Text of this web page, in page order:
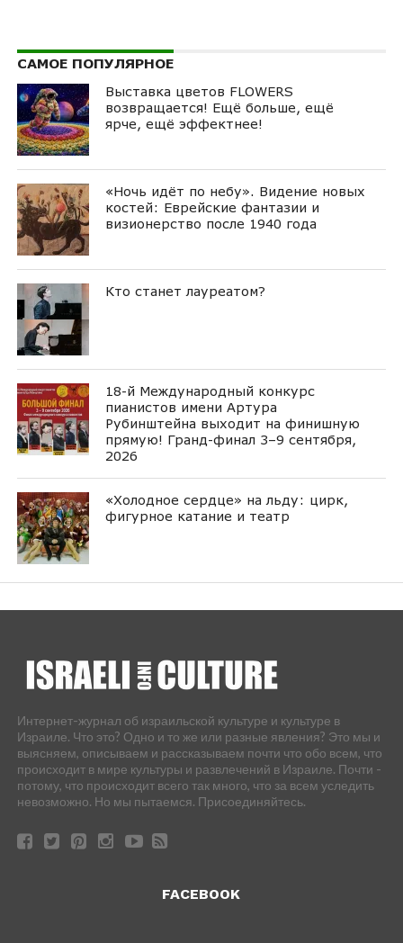
САМОЕ ПОПУЛЯРНОЕ
Выставка цветов FLOWERS
возвращается! Ещё больше, ещё
ярче, ещё эффектнее!
«Ночь идёт по небу». Видение новых
костей: Еврейские фантазии и
визионерство после 1940 года
Кто станет лауреатом?
18-й Международный конкурс
пианистов имени Артура
Рубинштейна выходит на финишную
прямую! Гранд-финал 3–9 сентября,
2026
«Холодное сердце» на льду: цирк,
фигурное катание и театр
Интернет-журнал об израильской культуре и культуре в
Израиле. Что это? Одно и то же или разные явления? Это мы и
выясняем, описываем и рассказываем почти что обо всем, что
происходит в мире культуры и развлечений в Израиле. Почти -
потому, что происходит всего так много, что за всем уследить
невозможно. Но мы пытаемся. Присоединяйтесь.
FACEBOOK